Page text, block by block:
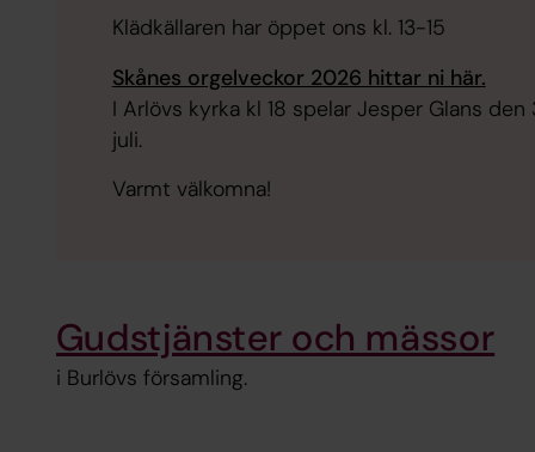
Klädkällaren har öppet ons kl. 13-15
Skånes orgelveckor 2026 hittar ni här.
I Arlövs kyrka kl 18 spelar Jesper Glans
juli.
Varmt välkomna!
Gudstjänster och mässor
i Burlövs församling.